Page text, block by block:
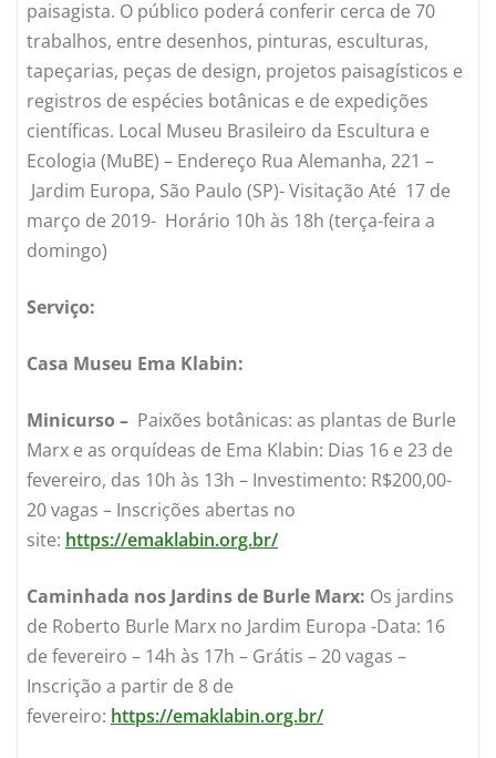
paisagista. O público poderá conferir cerca de 70
trabalhos, entre desenhos, pinturas, esculturas,
tapeçarias, peças de design, projetos paisagísticos e
registros de espécies botânicas e de expedições
científicas. Local Museu Brasileiro da Escultura e
Ecologia (MuBE) – Endereço Rua Alemanha, 221 –
Jardim Europa, São Paulo (SP)- Visitação Até 17 de
março de 2019- Horário 10h às 18h (terça-feira a
domingo)
Serviço:
Casa Museu Ema Klabin:
Minicurso – Paixões botânicas: as plantas de Burle
Marx e as orquídeas de Ema Klabin: Dias 16 e 23 de
fevereiro, das 10h às 13h – Investimento: R$200,00-
20 vagas – Inscrições abertas no
site: https://emaklabin.org.br/
Caminhada nos Jardins de Burle Marx: Os jardins
de Roberto Burle Marx no Jardim Europa -Data: 16
de fevereiro – 14h às 17h – Grátis – 20 vagas –
Inscrição a partir de 8 de
fevereiro: https://emaklabin.org.br/